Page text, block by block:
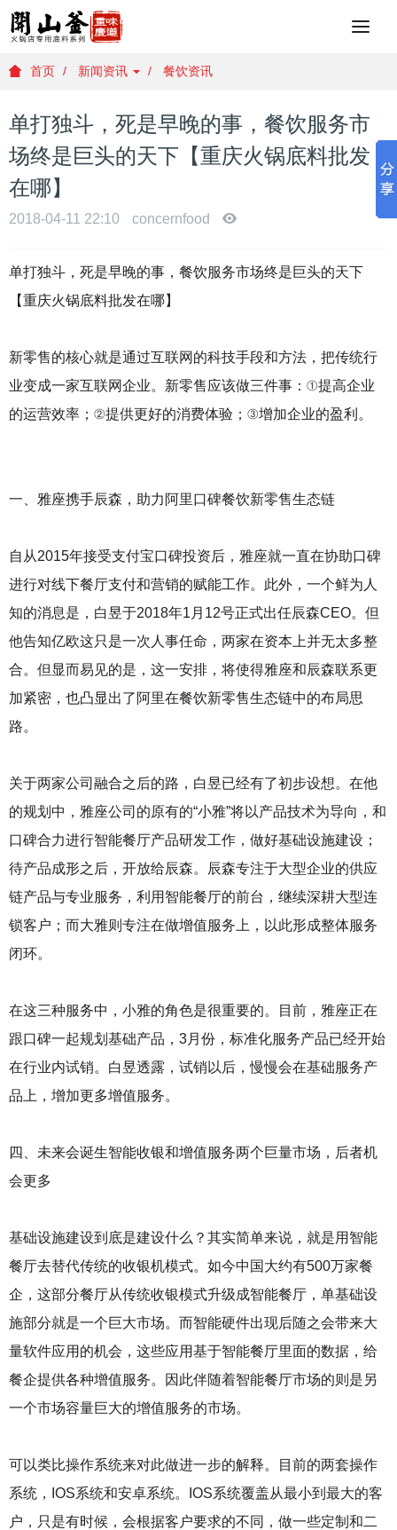
重
料
批
发
锅
，
重
火
川
火
锅
底
料
首页 新闻资讯 餐饮资讯
单打独斗，死是早晚的事，餐饮服务市
场终是巨头的天下【重庆火锅底料批发
在哪】
2018-04-11 22:10 concernfood
单打独斗，死是早晚的事，餐饮服务市场终是巨头的天下
【重庆火锅底料批发在哪】
新零售的核心就是通过互联网的科技手段和方法，把传统行
业变成一家互联网企业。新零售应该做三件事：①提高企业
的运营效率；②提供更好的消费体验；③增加企业的盈利。
一、雅座携手辰森，助力阿里口碑餐饮新零售生态链
自从2015年接受支付宝口碑投资后，雅座就一直在协助口碑
进行对线下餐厅支付和营销的赋能工作。此外，一个鲜为人
知的消息是，白昱于2018年1月12号正式出任辰森CEO。但
他告知亿欧这只是一次人事任命，两家在资本上并无太多整
合。但显而易见的是，这一安排，将使得雅座和辰森联系更
加紧密，也凸显出了阿里在餐饮新零售生态链中的布局思
路。
关于两家公司融合之后的路，白昱已经有了初步设想。在他
的规划中，雅座公司的原有的“小雅”将以产品技术为导向，和
口碑合力进行智能餐厅产品研发工作，做好基础设施建设；
待产品成形之后，开放给辰森。辰森专注于大型企业的供应
链产品与专业服务，利用智能餐厅的前台，继续深耕大型连
锁客户；而大雅则专注在做增值服务上，以此形成整体服务
闭环。
在这三种服务中，小雅的角色是很重要的。目前，雅座正在
跟口碑一起规划基础产品，3月份，标准化服务产品已经开始
在行业内试销。白昱透露，试销以后，慢慢会在基础服务产
品上，增加更多增值服务。
四、未来会诞生智能收银和增值服务两个巨量市场，后者机
会更多
基础设施建设到底是建设什么？其实简单来说，就是用智能
餐厅去替代传统的收银机模式。如今中国大约有500万家餐
企，这部分餐厅从传统收银模式升级成智能餐厅，单基础设
施部分就是一个巨大市场。而智能硬件出现后随之会带来大
量软件应用的机会，这些应用基于智能餐厅里面的数据，给
餐企提供各种增值服务。因此伴随着智能餐厅市场的则是另
一个市场容量巨大的增值服务的市场。
可以类比操作系统来对此做进一步的解释。目前的两套操作
系统，IOS系统和安卓系统。IOS系统覆盖从最小到最大的客
户，只是有时候，会根据客户要求的不同，做一些定制和二